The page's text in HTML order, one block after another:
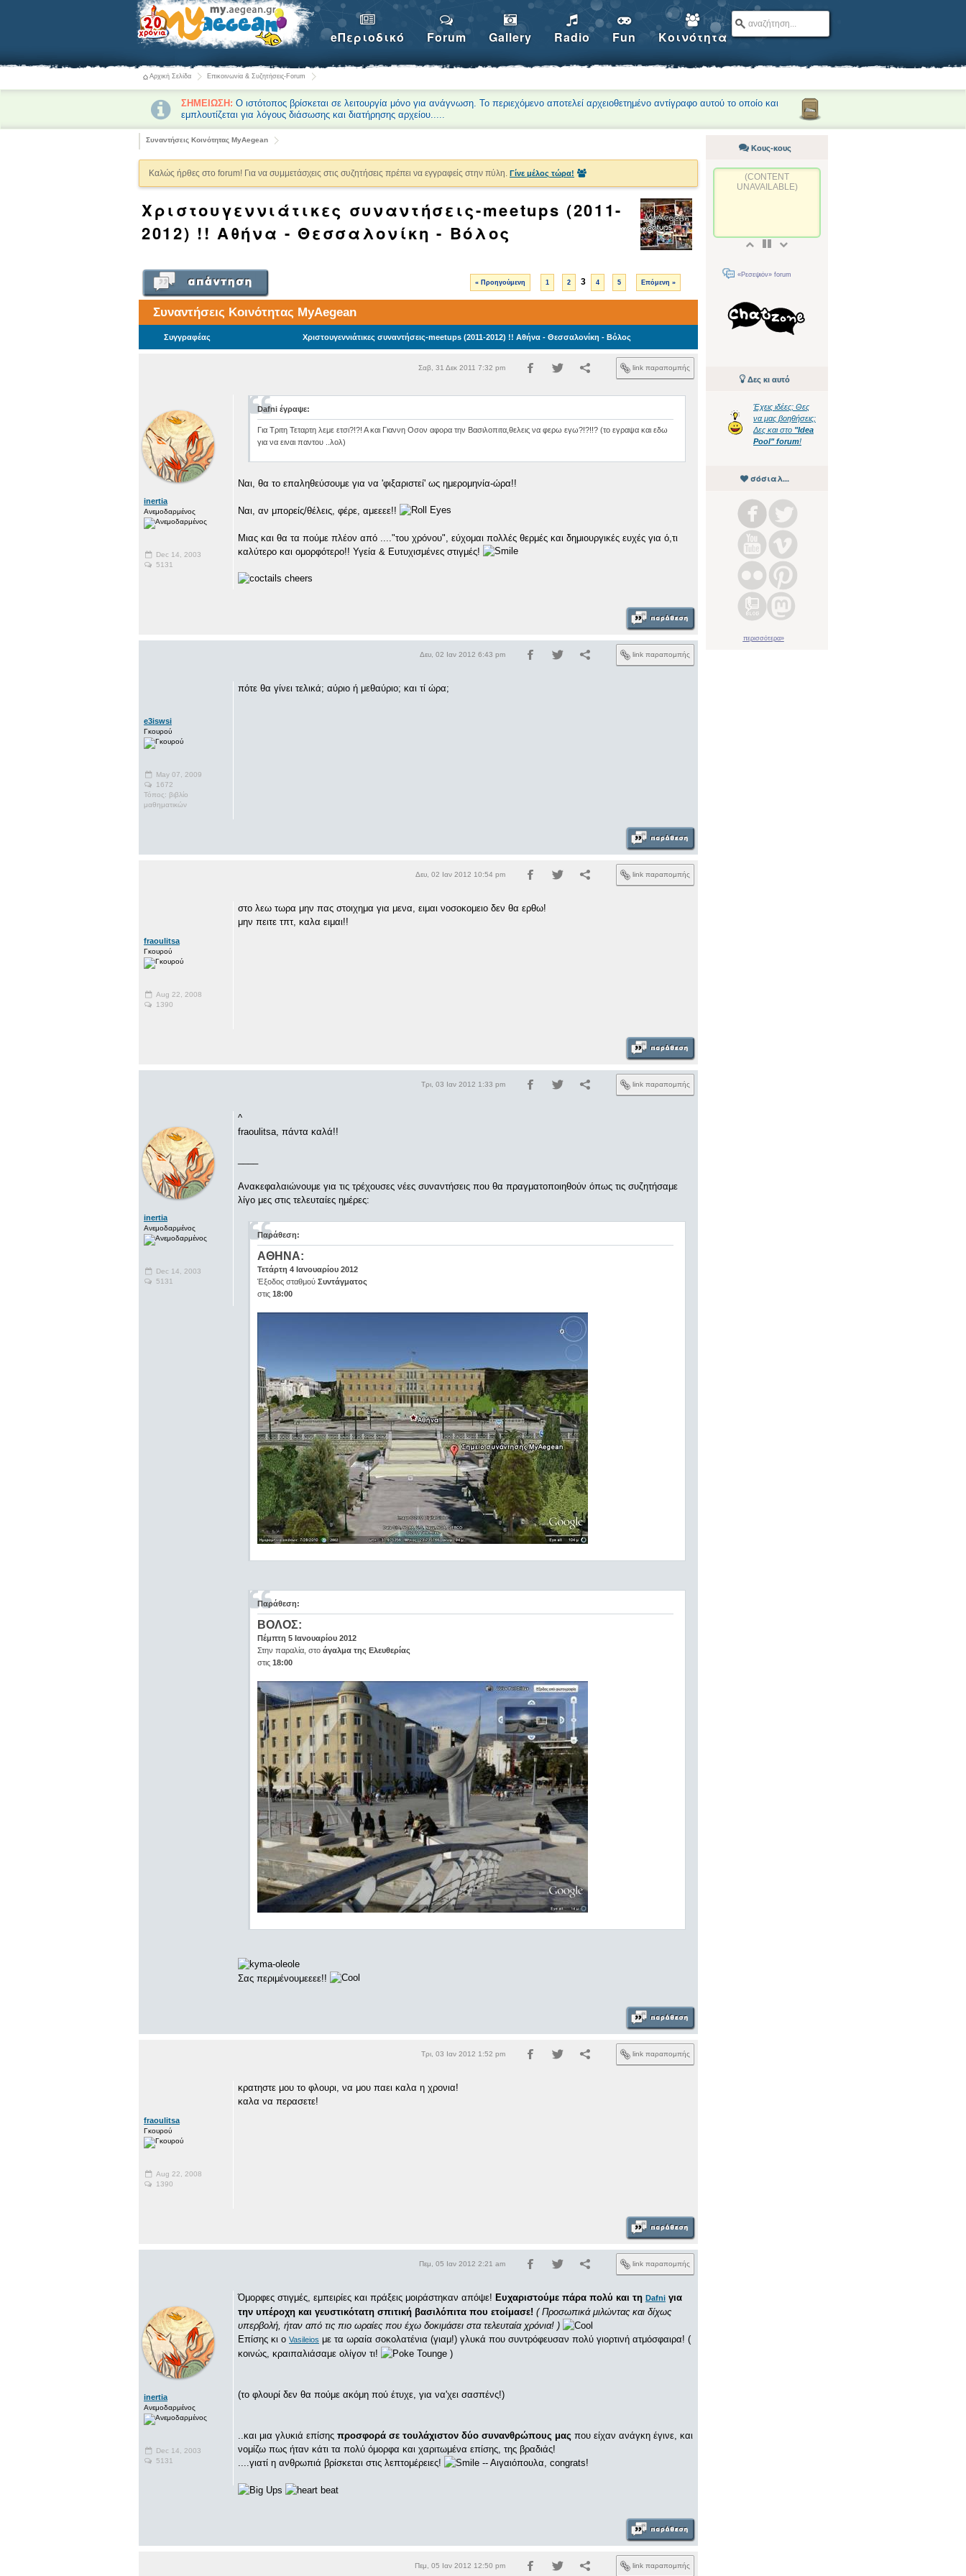
eΠεριοδικό Forum Gallery Radio Fun Κοινότητα
Αρχική Σελίδα Επικοινωνία & Συζητήσεις-Forum
ΣΗΜΕΙΩΣΗ: Ο ιστότοπος βρίσκεται σε λειτουργία μόνο για ανάγνωση. Το περιεχόμενο αποτελεί αρχειοθετημένο αντίγραφο αυτού το οποίο και
εμπλουτίζεται για λόγους διάσωσης και διατήρησης αρχείου.....
Συναντήσεις Κοινότητας MyAegean
Καλώς ήρθες στο forum! Για να συμμετάσχεις στις συζητήσεις πρέπει να εγγραφείς στην πύλη. Γίνε μέλος τώρα!
Χριστουγεννιάτικες συναντήσεις-meetups (2011-
2012) !! Αθήνα - Θεσσαλονίκη - Βόλος
« Προηγούμενη 1 2 3 4 5 Επόμενη »
Συναντήσεις Κοινότητας MyAegean
Συγγραφέας Χριστουγεννιάτικες συναντήσεις-meetups (2011-2012) !! Αθήνα - Θεσσαλονίκη - Βόλος
Σαβ, 31 Δεκ 2011 7:32 pm link παραπομπής
inertia
Ανεμοδαρμένος
Dec 14, 2003
5131
Dafni έγραψε:
Για Τριτη Τεταρτη λεμε ετσι?!?! Α και Γιαννη Οσον αφορα την Βασιλοπιτα,θελεις να φερω εγω?!?!!? (το εγραψα και εδω
για να ειναι παντου ..λολ)
Ναι, θα το επαληθεύσουμε για να 'φιξαριστεί' ως ημερομηνία-ώρα!!
Ναι, αν μπορείς/θέλεις, φέρε, αμεεεε!!
Μιας και θα τα πούμε πλέον από ...."του χρόνου", εύχομαι πολλές θερμές και δημιουργικές ευχές για ό,τι
καλύτερο και ομορφότερο!! Υγεία & Ευτυχισμένες στιγμές!
Δευ, 02 Ιαν 2012 6:43 pm link παραπομπής
e3iswsi
Γκουρού
May 07, 2009
1672
Τόπος: βιβλίο
μαθηματικών
πότε θα γίνει τελικά; αύριο ή μεθαύριο; και τί ώρα;
Δευ, 02 Ιαν 2012 10:54 pm link παραπομπής
fraoulitsa
Γκουρού
Aug 22, 2008
1390
στο λεω τωρα μην πας στοιχημα για μενα, ειμαι νοσοκομειο δεν θα ερθω!
μην πειτε τπτ, καλα ειμαι!!
Τρι, 03 Ιαν 2012 1:33 pm link παραπομπής
inertia
Ανεμοδαρμένος
Dec 14, 2003
5131
^
fraoulitsa, πάντα καλά!!
Ανακεφαλαιώνουμε για τις τρέχουσες νέες συναντήσεις που θα πραγματοποιηθούν όπως τις συζητήσαμε
λίγο μες στις τελευταίες ημέρες:
Παράθεση:
ΑΘΗΝΑ:
Τετάρτη 4 Ιανουαρίου 2012
Έξοδος σταθμού Συντάγματος
στις 18:00
Παράθεση:
ΒΟΛΟΣ:
Πέμπτη 5 Ιανουαρίου 2012
Στην παραλία, στο άγαλμα της Ελευθερίας
στις 18:00
Σας περιμένουμεεεε!!
Τρι, 03 Ιαν 2012 1:52 pm link παραπομπής
fraoulitsa
Γκουρού
Aug 22, 2008
1390
κρατηστε μου το φλουρι, να μου παει καλα η χρονια!
καλα να περασετε!
Πεμ, 05 Ιαν 2012 2:21 am link παραπομπής
inertia
Ανεμοδαρμένος
Dec 14, 2003
5131
Όμορφες στιγμές, εμπειρίες και πράξεις μοιράστηκαν απόψε! Ευχαριστούμε πάρα πολύ και τη Dafni για
την υπέροχη και γευστικότατη σπιτική βασιλόπιτα που ετοίμασε! ( Προσωπικά μιλώντας και δίχως
υπερβολή, ήταν από τις πιο ωραίες που έχω δοκιμάσει στα τελευταία χρόνια! )
Επίσης κι ο Vasileios με τα ωραία σοκολατένια (γιαμ!) γλυκά που συντρόφευσαν πολύ γιορτινή ατμόσφαιρα! (
κοινώς, κραιπαλιάσαμε ολίγον τι!
)
(το φλουρί δεν θα πούμε ακόμη πού έτυχε, για να'χει σασπένς!)
..και μια γλυκιά επίσης προσφορά σε τουλάχιστον δύο συνανθρώπους μας που είχαν ανάγκη έγινε, και
νομίζω πως ήταν κάτι τα πολύ όμορφα και χαριτωμένα επίσης, της βραδιάς!
....γιατί η ανθρωπιά βρίσκεται στις λεπτομέρειες!
-- Αιγαιόπουλα, congrats!
Πεμ, 05 Ιαν 2012 12:50 pm link παραπομπής
Κους-κους
UNAVAILABLE)
«Ρεσεψιόν» forum
Δες κι αυτό
Έχεις ιδέες; Θες
να μας βοηθήσεις;
Δες και στο "Idea
Pool" forum!
σόσιαλ...
περισσότερα»